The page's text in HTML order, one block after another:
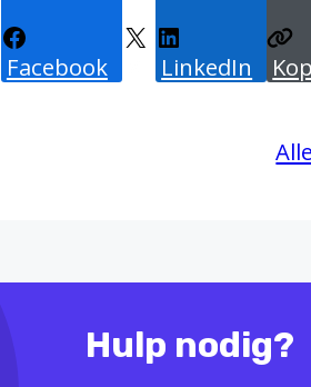
Facebook LinkedIn
Hulp nodig?